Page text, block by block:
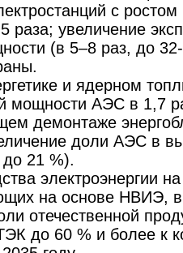
с
раза; увеличение
(в 5–8 раз, до
и ядерном
мощности АЭС в 1,7
демонтаже
доли АЭС в
21 %).
электроэнергии
на основе НВИЭ,
отечественной
до 60 % и более к